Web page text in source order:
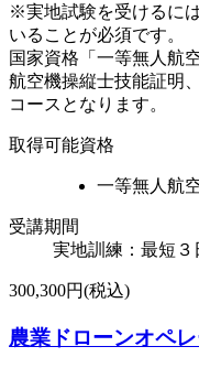
※実地試験を受けるに
いることが必須です。
国家資格「一等無人航
航空機操縦士技能証明
コースとなります。
取得可能資格
一等無人航
受講期間
実地訓練：最短３
300,300円(税込)
農業ドローンオペ